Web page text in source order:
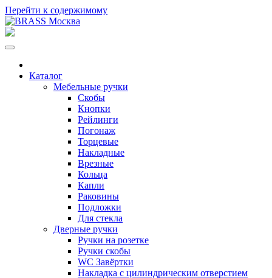
Перейти к содержимому
Каталог
Мебельные ручки
Скобы
Кнопки
Рейлинги
Погонаж
Торцевые
Накладные
Врезные
Кольца
Капли
Раковины
Подложки
Для стекла
Дверные ручки
Ручки на розетке
Ручки скобы
WC Завёртки
Накладка с цилиндрическим отверстием